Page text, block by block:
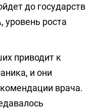
до государств
роста
приводит к
и они
врача.